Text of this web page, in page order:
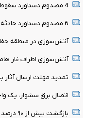
4 مصدوم دستاورد سقوط خودرو به داخل کانال در محور قم به گرمسار
6 مصدوم دستاورد حادثه رانندگی محور میامی به سبزوار
آتش‌سوزی در منطقه
آتش‌سوزی اطراف غار
تمدید مهلت ارسال آثار
اتصال برق سشوار، یک
بازگشت بیش از ۹۰ درصد زائران گیلانی از کربلای معلی